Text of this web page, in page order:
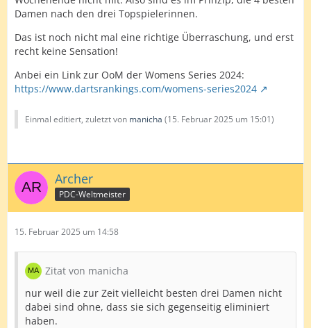
Damen nach den drei Topspielerinnen.
Das ist noch nicht mal eine richtige Überraschung, und erst
recht keine Sensation!
Anbei ein Link zur OoM der Womens Series 2024:
https://www.dartsrankings.com/womens-series2024
Einmal editiert, zuletzt von manicha (15. Februar 2025 um 15:01)
Archer
PDC-Weltmeister
15. Februar 2025 um 14:58
Zitat von manicha
nur weil die zur Zeit vielleicht besten drei Damen nicht
dabei sind ohne, dass sie sich gegenseitig eliminiert
haben.